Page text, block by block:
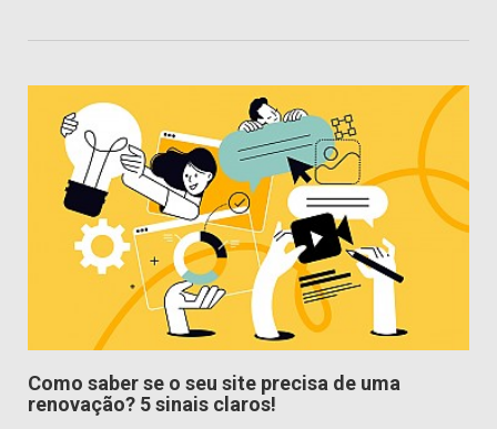
Como saber se o seu site precisa de uma
renovação? 5 sinais claros!